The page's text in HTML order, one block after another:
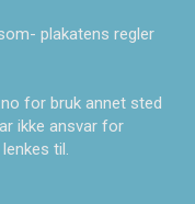
plakatens regler
for bruk annet sted
ikke ansvar for
til.